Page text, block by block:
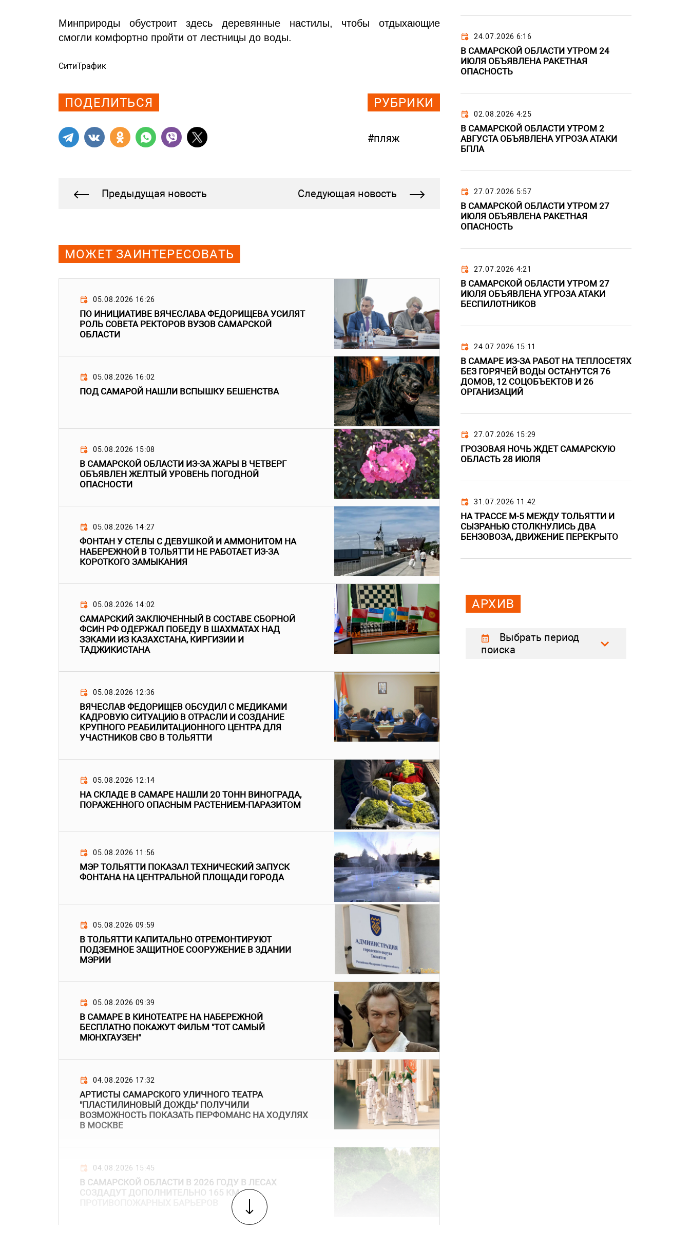
Минприроды обустроит здесь деревянные настилы, чтобы отдыхающие
смогли комфортно пройти от лестницы до воды.
СитиТрафик
ПОДЕЛИТЬСЯ РУБРИКИ
#пляж
Предыдущая новость Следующая новость
МОЖЕТ ЗАИНТЕРЕСОВАТЬ
05.08.2026 16:26
ПО ИНИЦИАТИВЕ ВЯЧЕСЛАВА ФЕДОРИЩЕВА УСИЛЯТ
РОЛЬ СОВЕТА РЕКТОРОВ ВУЗОВ САМАРСКОЙ
ОБЛАСТИ
05.08.2026 16:02
ПОД САМАРОЙ НАШЛИ ВСПЫШКУ БЕШЕНСТВА
05.08.2026 15:08
В САМАРСКОЙ ОБЛАСТИ ИЗ-ЗА ЖАРЫ В ЧЕТВЕРГ
ОБЪЯВЛЕН ЖЕЛТЫЙ УРОВЕНЬ ПОГОДНОЙ
ОПАСНОСТИ
05.08.2026 14:27
ФОНТАН У СТЕЛЫ С ДЕВУШКОЙ И АММОНИТОМ НА
НАБЕРЕЖНОЙ В ТОЛЬЯТТИ НЕ РАБОТАЕТ ИЗ-ЗА
КОРОТКОГО ЗАМЫКАНИЯ
05.08.2026 14:02
САМАРСКИЙ ЗАКЛЮЧЕННЫЙ В СОСТАВЕ СБОРНОЙ
ФСИН РФ ОДЕРЖАЛ ПОБЕДУ В ШАХМАТАХ НАД
ЗЭКАМИ ИЗ КАЗАХСТАНА, КИРГИЗИИ И
ТАДЖИКИСТАНА
05.08.2026 12:36
ВЯЧЕСЛАВ ФЕДОРИЩЕВ ОБСУДИЛ С МЕДИКАМИ
КАДРОВУЮ СИТУАЦИЮ В ОТРАСЛИ И СОЗДАНИЕ
КРУПНОГО РЕАБИЛИТАЦИОННОГО ЦЕНТРА ДЛЯ
УЧАСТНИКОВ СВО В ТОЛЬЯТТИ
05.08.2026 12:14
НА СКЛАДЕ В САМАРЕ НАШЛИ 20 ТОНН ВИНОГРАДА,
ПОРАЖЕННОГО ОПАСНЫМ РАСТЕНИЕМ-ПАРАЗИТОМ
05.08.2026 11:56
МЭР ТОЛЬЯТТИ ПОКАЗАЛ ТЕХНИЧЕСКИЙ ЗАПУСК
ФОНТАНА НА ЦЕНТРАЛЬНОЙ ПЛОЩАДИ ГОРОДА
05.08.2026 09:59
В ТОЛЬЯТТИ КАПИТАЛЬНО ОТРЕМОНТИРУЮТ
ПОДЗЕМНОЕ ЗАЩИТНОЕ СООРУЖЕНИЕ В ЗДАНИИ
МЭРИИ
05.08.2026 09:39
В САМАРЕ В КИНОТЕАТРЕ НА НАБЕРЕЖНОЙ
БЕСПЛАТНО ПОКАЖУТ ФИЛЬМ "ТОТ САМЫЙ
МЮНХГАУЗЕН"
04.08.2026 17:32
АРТИСТЫ САМАРСКОГО УЛИЧНОГО ТЕАТРА
"ПЛАСТИЛИНОВЫЙ ДОЖДЬ" ПОЛУЧИЛИ
ВОЗМОЖНОСТЬ ПОКАЗАТЬ ПЕРФОМАНС НА ХОДУЛЯХ
В МОСКВЕ
04.08.2026 15:45
В САМАРСКОЙ ОБЛАСТИ В 2026 ГОДУ В ЛЕСАХ
СОЗДАДУТ ДОПОЛНИТЕЛЬНО 165 КМ
24.07.2026 6:16
В САМАРСКОЙ ОБЛАСТИ УТРОМ 24
ИЮЛЯ ОБЪЯВЛЕНА РАКЕТНАЯ
ОПАСНОСТЬ
02.08.2026 4:25
В САМАРСКОЙ ОБЛАСТИ УТРОМ 2
АВГУСТА ОБЪЯВЛЕНА УГРОЗА АТАКИ
БПЛА
27.07.2026 5:57
В САМАРСКОЙ ОБЛАСТИ УТРОМ 27
ИЮЛЯ ОБЪЯВЛЕНА РАКЕТНАЯ
ОПАСНОСТЬ
27.07.2026 4:21
В САМАРСКОЙ ОБЛАСТИ УТРОМ 27
ИЮЛЯ ОБЪЯВЛЕНА УГРОЗА АТАКИ
БЕСПИЛОТНИКОВ
24.07.2026 15:11
В САМАРЕ ИЗ-ЗА РАБОТ НА ТЕПЛОСЕТЯХ
БЕЗ ГОРЯЧЕЙ ВОДЫ ОСТАНУТСЯ 76
ДОМОВ, 12 СОЦОБЪЕКТОВ И 26
ОРГАНИЗАЦИЙ
27.07.2026 15:29
ГРОЗОВАЯ НОЧЬ ЖДЕТ САМАРСКУЮ
ОБЛАСТЬ 28 ИЮЛЯ
31.07.2026 11:42
НА ТРАССЕ М-5 МЕЖДУ ТОЛЬЯТТИ И
СЫЗРАНЬЮ СТОЛКНУЛИСЬ ДВА
БЕНЗОВОЗА, ДВИЖЕНИЕ ПЕРЕКРЫТО
АРХИВ
Выбрать период
поиска